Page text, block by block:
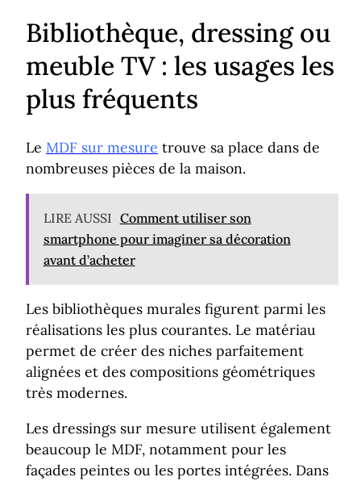
Bibliothèque, dressing ou
meuble TV : les usages les
plus fréquents
Le MDF sur mesure trouve sa place dans de
nombreuses pièces de la maison.
LIRE AUSSI Comment utiliser son
smartphone pour imaginer sa décoration
avant d’acheter
Les bibliothèques murales figurent parmi les
réalisations les plus courantes. Le matériau
permet de créer des niches parfaitement
alignées et des compositions géométriques
très modernes.
Les dressings sur mesure utilisent également
beaucoup le MDF, notamment pour les
façades peintes ou les portes intégrées. Dans